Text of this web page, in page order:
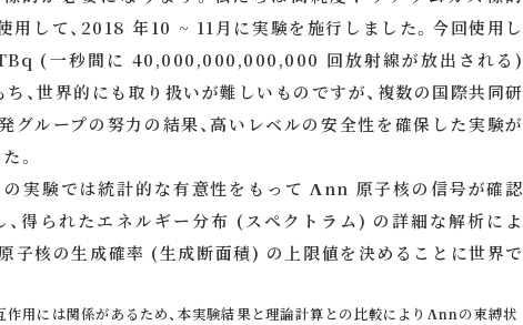
して、2018 年10 ~ 11月に実験を施行しました。今回使用し
(一秒間に 40,000,000,000,000 回放射線が放出される)
、世界的にも取り扱いが難しいものですが、複数の国際共同研
グループの努力の結果、高いレベルの安全性を確保した実験が
。
の実験では統計的な有意性をもって Λnn 原子核の信号が確認
、得られたエネルギー分布 (スペクトラム) の詳細な解析によ
子核の生成確率 (生成断面積) の上限値を決めることに世界で
用には関係があるため、本実験結果と理論計算との比較によりΛnnの束縛状